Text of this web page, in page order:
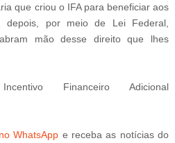
que criou o IFA para beneficiar aos
depois, por meio de Lei Federal,
mão desse direito que lhes
Financeiro Adicional
WhatsApp e receba as notícias do